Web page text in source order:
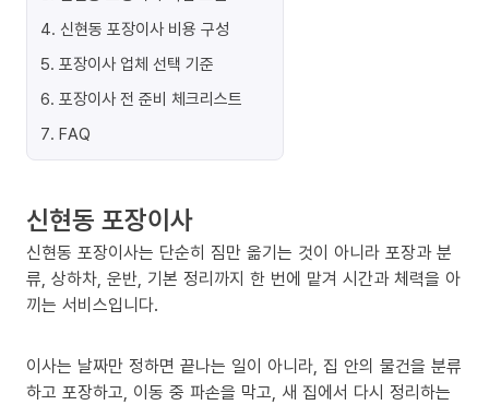
4. 신현동 포장이사 비용 구성
5. 포장이사 업체 선택 기준
6. 포장이사 전 준비 체크리스트
7. FAQ
신현동 포장이사
신현동 포장이사는 단순히 짐만 옮기는 것이 아니라 포장과 분
류, 상하차, 운반, 기본 정리까지 한 번에 맡겨 시간과 체력을 아
끼는 서비스입니다.
이사는 날짜만 정하면 끝나는 일이 아니라, 집 안의 물건을 분류
하고 포장하고, 이동 중 파손을 막고, 새 집에서 다시 정리하는